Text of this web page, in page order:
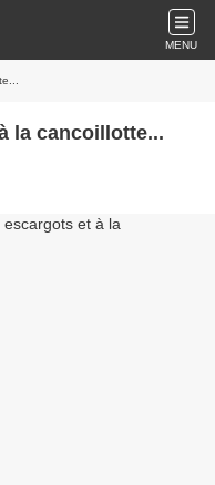
MENU
la cancoillotte...